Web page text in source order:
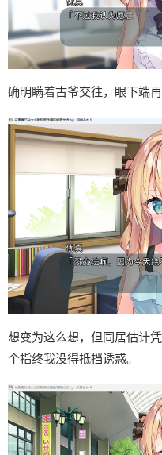
确明瞒着古爷交往，眼下端再
想变为这么想，但同居估计
个指终我没得抵挡诱惑。